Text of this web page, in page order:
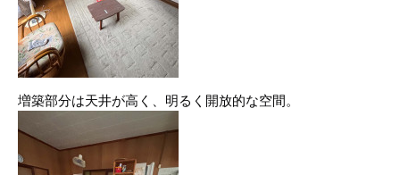
増築部分は天井が高く、明るく開放的な空間。